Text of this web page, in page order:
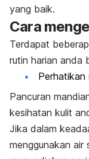
yang baik.
Cara
Terdapat
rutin harian anda
Perhatikan
Pancuran
kesihatan kulit
Jika dalam
menggunakan air